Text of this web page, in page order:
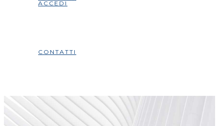
ACCEDI
CONTATTI